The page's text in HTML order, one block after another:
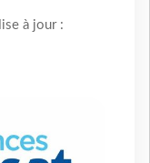
à jour :